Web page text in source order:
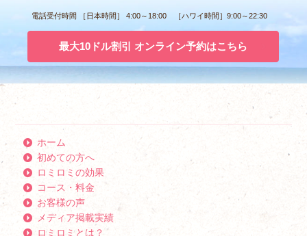
電話受付時間 ［日本時間］ 4:00～18:00 ［ハワイ時間］9:00～22:30
最大10ドル割引 オンライン予約はこちら
ホーム
初めての方へ
ロミロミの効果
コース・料金
お客様の声
メディア掲載実績
ロミロミとは？